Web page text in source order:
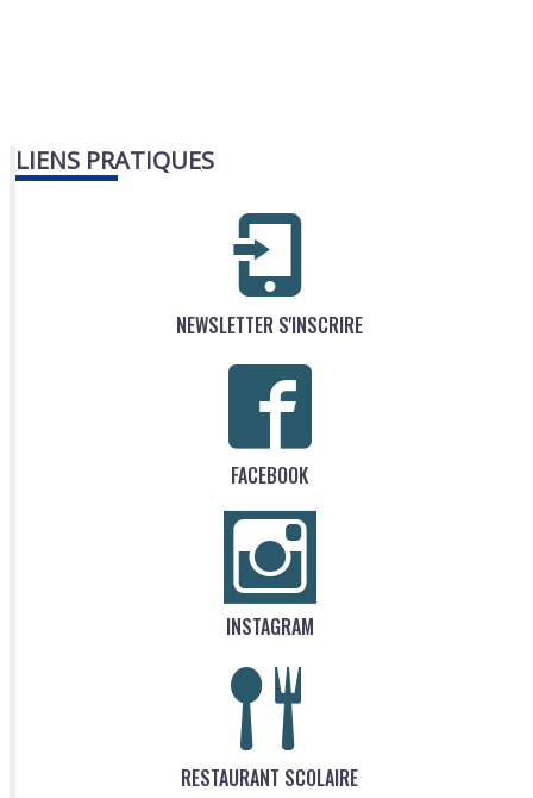
LIENS PRATIQUES
NEWSLETTER S'INSCRIRE
FACEBOOK
INSTAGRAM
RESTAURANT SCOLAIRE